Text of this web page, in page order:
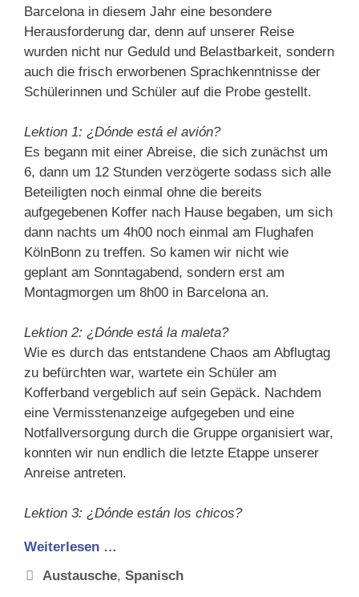
Barcelona in diesem Jahr eine besondere
Herausforderung dar, denn auf unserer Reise
wurden nicht nur Geduld und Belastbarkeit, sondern
auch die frisch erworbenen Sprachkenntnisse der
Schülerinnen und Schüler auf die Probe gestellt.
Lektion 1: ¿Dónde está el avión?
Es begann mit einer Abreise, die sich zunächst um
6, dann um 12 Stunden verzögerte sodass sich alle
Beteiligten noch einmal ohne die bereits
aufgegebenen Koffer nach Hause begaben, um sich
dann nachts um 4h00 noch einmal am Flughafen
KölnBonn zu treffen. So kamen wir nicht wie
geplant am Sonntagabend, sondern erst am
Montagmorgen um 8h00 in Barcelona an.
Lektion 2: ¿Dónde está la maleta?
Wie es durch das entstandene Chaos am Abflugtag
zu befürchten war, wartete ein Schüler am
Kofferband vergeblich auf sein Gepäck. Nachdem
eine Vermisstenanzeige aufgegeben und eine
Notfallversorgung durch die Gruppe organisiert war,
konnten wir nun endlich die letzte Etappe unserer
Anreise antreten.
Lektion 3: ¿Dónde están los chicos?
Weiterlesen …
Schlagwörter
Austausche,Spanisch